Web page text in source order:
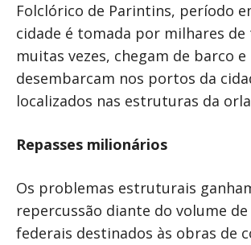
Folclórico de Parintins, período
cidade é tomada por milhares
muitas vezes, chegam de barco e
desembarcam nos portos da
localizados nas estruturas da
Repasses milionários
Os problemas estruturais
repercussão diante do volume
federais destinados às obras de